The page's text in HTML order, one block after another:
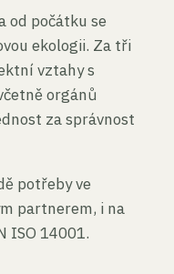
od počátku se
ekologii. Za tři
vztahy s
orgánů
za správnost
potřeby ve
partnerem, i na
ISO 14001.